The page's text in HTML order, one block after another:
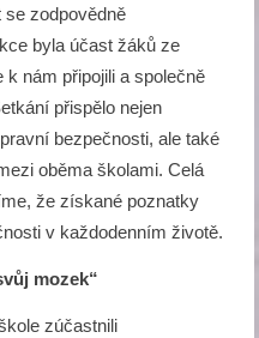
se zodpovědně
byla účast žáků ze
nám připojili a společně
přispělo nejen
bezpečnosti, ale také
oběma školami. Celá
že získané poznatky
v každodenním životě.
mozek“
zúčastnili